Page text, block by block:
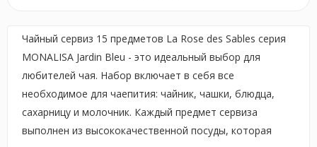
Чайный сервиз 15 предметов La Rose des Sables серия
MONALISA Jardin Bleu - это идеальный выбор для
любителей чая. Набор включает в себя все
необходимое для чаепития: чайник, чашки, блюдца,
сахарницу и молочник. Каждый предмет сервиза
выполнен из высококачественной посуды, которая